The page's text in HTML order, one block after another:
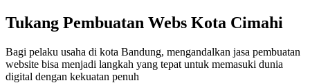
Tukang Pembuatan Webs Kota Cimahi
Bagi pelaku usaha di kota Bandung, mengandalkan jasa pembuatan
website bisa menjadi langkah yang tepat untuk memasuki dunia
digital dengan kekuatan penuh